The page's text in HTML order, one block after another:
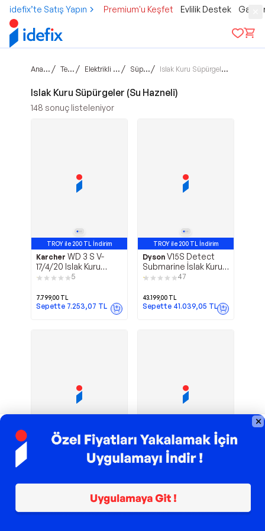
idefix’te Satış Yapın Premium'u Keşfet Evlilik Destek
Ana sayfa / Teknoloji / Elektrikli Ev Aletleri / Süpürgeler / Islak Kuru Süpürgeler (Su Hazneli)
Islak Kuru Süpürgeler (Su Hazneli)
148 sonuç listeleniyor
TROY ile 200 TL İndirim
Karcher WD 3 S V-
17/4/20 Islak Kuru
1000W 17 Litre
5
7.799,00 TL
Sepette 7.253,07 TL
TROY ile 200 TL İndirim
Dyson V15S Detect
Submarine İslak Kuru
Şarjlı Dikey Süpürge
47
43.199,00 TL
Sepette 41.039,05 TL
TROY ile 200 TL İndirim
Fc 7 Cordless
TROY ile 200 TL İndirim
Dreame